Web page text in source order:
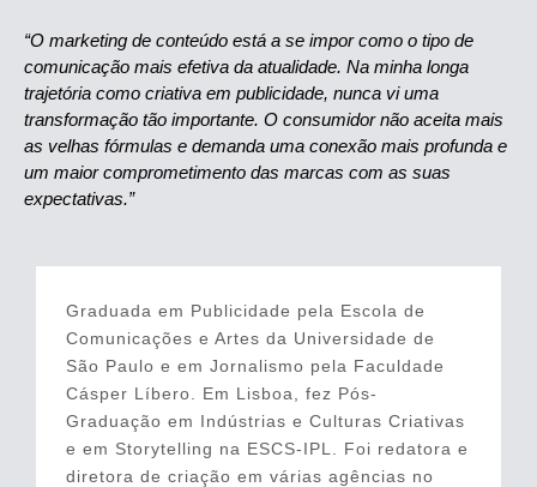
“O marketing de conteúdo está a se impor como o tipo de
comunicação mais efetiva da atualidade. Na minha longa
trajetória como criativa em publicidade, nunca vi uma
transformação tão importante. O consumidor não aceita mais
as velhas fórmulas e demanda uma conexão mais profunda e
um maior comprometimento das marcas com as suas
expectativas.”
Graduada em Publicidade pela Escola de
Comunicações e Artes da Universidade de
São Paulo e em Jornalismo pela Faculdade
Cásper Líbero. Em Lisboa, fez Pós-
Graduação em Indústrias e Culturas Criativas
e em Storytelling na ESCS-IPL. Foi redatora e
diretora de criação em várias agências no